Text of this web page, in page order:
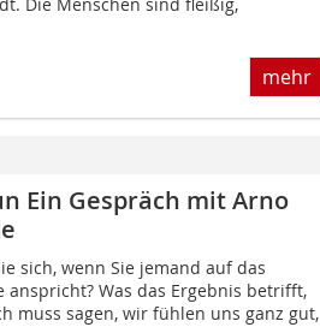
mehr
Ein Gespräch mit Arno
sich, wenn Sie jemand auf das
anspricht? Was das Ergebnis betrifft,
muss sagen, wir fühlen uns ganz gut,